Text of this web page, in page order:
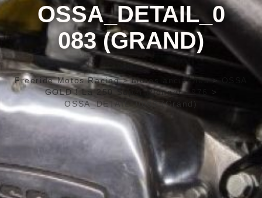
OSSA_DETAIL_0
083 (GRAND)
Freeride Motos Racing>Motos anciennes >
GOLD ! La 250 Super Pionner 1976
>
OSSA_DETAIL_0083 (Grand)